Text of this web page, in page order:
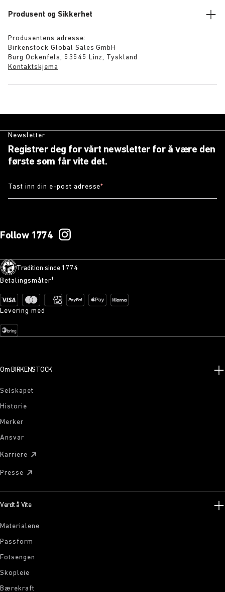
Produsent og Sikkerhet
Produsentens adresse:
Birkenstock Global Sales GmbH
Burg Ockenfels, 53545 Linz, Tyskland
Kontaktskjema
Newsletter
Registrer deg for vårt newsletter for å være den
første som får vite det.
Tast inn din e-post adresse*
Follow 1774
Tradition since 1774
Betalingsmåter¹
Levering med
Om BIRKENSTOCK
Selskapet
Historie
Merker
Ansvar
Karriere
Presse
Verdt å Vite
Materialene
Passform
Fotsengen
Skopleie
Bærekraft